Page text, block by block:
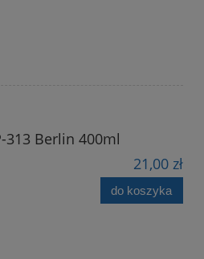
313 Berlin 400ml
21,00 zł
do koszyka